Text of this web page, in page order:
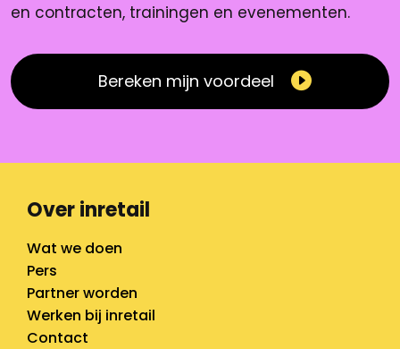
en contracten, trainingen en evenementen.
Bereken mijn voordeel
Over inretail
Wat we doen
Pers
Partner worden
Werken bij inretail
Contact